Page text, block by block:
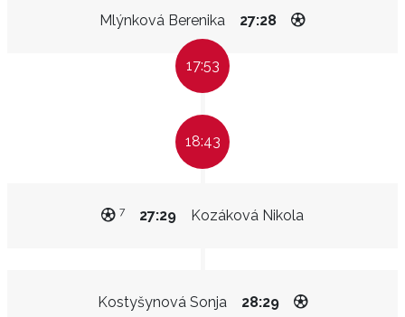
Mlýnková Berenika 27:28
17:53
18:43
Kozáková Nikola
27:29
7
Kostyšynová Sonja 28:29